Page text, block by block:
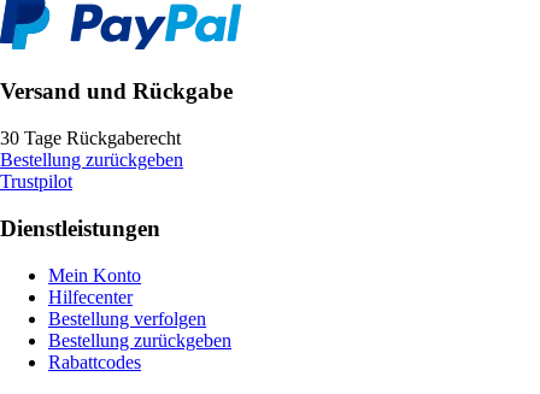
Versand und Rückgabe
30 Tage Rückgaberecht
Bestellung zurückgeben
Trustpilot
Dienstleistungen
Mein Konto
Hilfecenter
Bestellung verfolgen
Bestellung zurückgeben
Rabattcodes